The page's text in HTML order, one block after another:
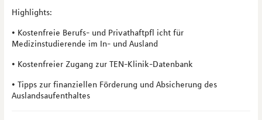
Highlights:
• Kostenfreie Berufs- und Privathaftpfl icht für
Medizinstudierende im In- und Ausland
• Kostenfreier Zugang zur TEN-Klinik-Datenbank
• Tipps zur finanziellen Förderung und Absicherung des
Auslandsaufenthaltes